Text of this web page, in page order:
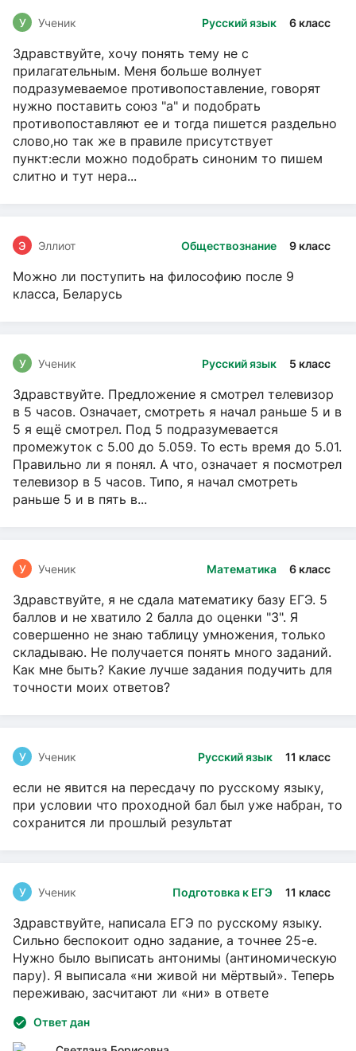
Русский язык 6 класс
У Ученик
Здравствуйте, хочу понять тему не с
прилагательным. Меня больше волнует
подразумеваемое противопоставление, говорят
нужно поставить союз "а" и подобрать
противопоставляют ее и тогда пишется раздельно
слово,но так же в правиле присутствует
пункт:если можно подобрать синоним то пишем
слитно и тут нера...
Обществознание 9 класс
Э Эллиот
Можно ли поступить на философию после 9
класса, Беларусь
Русский язык 5 класс
У Ученик
Здравствуйте. Предложение я смотрел телевизор
в 5 часов. Означает, смотреть я начал раньше 5 и в
5 я ещё смотрел. Под 5 подразумевается
промежуток с 5.00 до 5.059. То есть время до 5.01.
Правильно ли я понял. А что, означает я посмотрел
телевизор в 5 часов. Типо, я начал смотреть
раньше 5 и в пять в...
Математика 6 класс
У Ученик
Здравствуйте, я не сдала математику базу ЕГЭ. 5
баллов и не хватило 2 балла до оценки "3". Я
совершенно не знаю таблицу умножения, только
складываю. Не получается понять много заданий.
Как мне быть? Какие лучше задания подучить для
точности моих ответов?
Русский язык 11 класс
У Ученик
если не явится на пересдачу по русскому языку,
при условии что проходной бал был уже набран, то
сохранится ли прошлый результат
Подготовка к ЕГЭ 11 класс
У Ученик
Здравствуйте, написала ЕГЭ по русскому языку.
Сильно беспокоит одно задание, а точнее 25-е.
Нужно было выписать антонимы (антиномическую
пару). Я выписала «ни живой ни мёртвый». Теперь
переживаю, засчитают ли «ни» в ответе
Ответ дан